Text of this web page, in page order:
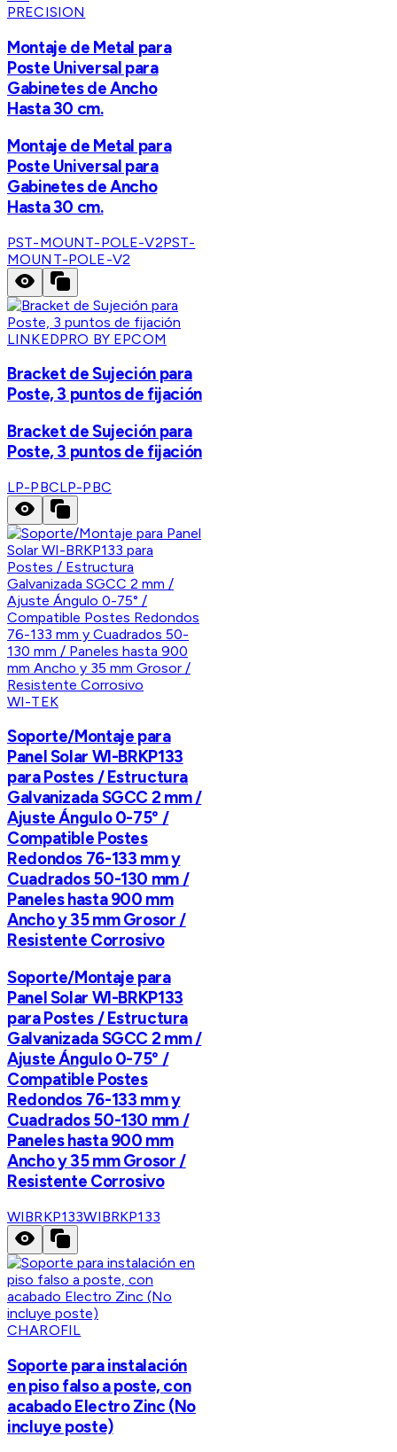
PRECISION
Montaje de Metal para
Poste Universal para
Gabinetes de Ancho
Hasta 30 cm.
Montaje de Metal para
Poste Universal para
Gabinetes de Ancho
Hasta 30 cm.
PST-MOUNT-POLE-V2PST-
MOUNT-POLE-V2
LINKEDPRO BY EPCOM
Bracket de Sujeción para
Poste, 3 puntos de fijación
Bracket de Sujeción para
Poste, 3 puntos de fijación
LP-PBCLP-PBC
WI-TEK
Soporte/Montaje para
Panel Solar WI-BRKP133
para Postes / Estructura
Galvanizada SGCC 2 mm /
Ajuste Ángulo 0-75° /
Compatible Postes
Redondos 76-133 mm y
Cuadrados 50-130 mm /
Paneles hasta 900 mm
Ancho y 35 mm Grosor /
Resistente Corrosivo
Soporte/Montaje para
Panel Solar WI-BRKP133
para Postes / Estructura
Galvanizada SGCC 2 mm /
Ajuste Ángulo 0-75° /
Compatible Postes
Redondos 76-133 mm y
Cuadrados 50-130 mm /
Paneles hasta 900 mm
Ancho y 35 mm Grosor /
Resistente Corrosivo
WIBRKP133WIBRKP133
CHAROFIL
Soporte para instalación
en piso falso a poste, con
acabado Electro Zinc (No
incluye poste)